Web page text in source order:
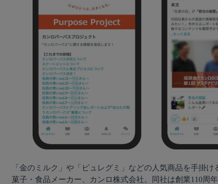
「金のミルク」や「ピュレグミ」などの人気商品を手掛け
菓子・食品メーカー、カンロ株式会社。同社は創業110周年